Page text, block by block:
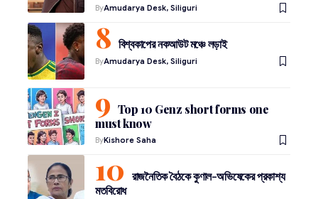
ByAmudarya Desk, Siliguri
বিশ্বকাপের নকআউট মঞ্চে লড়াই
ByAmudarya Desk, Siliguri
Top 10 Genz short forms one
must know
ByKishore Saha
রাজনৈতিক বৈঠকে কুণাল-অভিষেকের প্রকাশ্য
মতবিরোধ